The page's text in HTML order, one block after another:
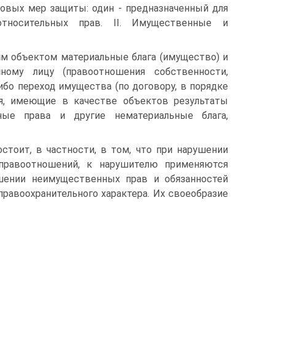
мер защиты: один - предназначенный для
прав. II. Имущественные и
объектом материальные блага (имущество) и
лицу (правоотношения собственности,
переход имущества (по договору, в порядке
имеющие в качестве объектов результаты
права и другие нематериальные блага,
в частности, в том, что при нарушении
к нарушителю применяются
неимущественных прав и обязанностей
характера. Их своеобразие